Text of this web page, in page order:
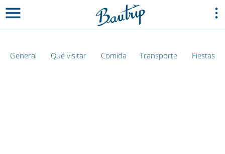
General Qué visitar Comida Transporte Fiestas